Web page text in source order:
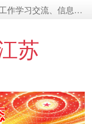
源发布的基层党建新闻门户网
苏